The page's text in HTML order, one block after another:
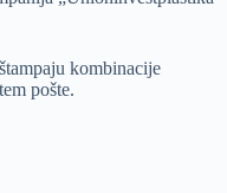
kombinacije
pošte.